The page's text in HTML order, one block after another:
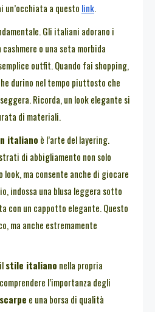
un’occhiata a questo link.
Gli italiani adorano i
o una seta morbida
outfit. Quando fai shopping,
durino nel tempo piuttosto che
Ricorda, un look elegante si
di materiali.
italiano è l’arte del layering.
di abbigliamento non solo
ma consente anche di giocare
indossa una blusa leggera sotto
con un cappotto elegante. Questo
ma anche estremamente
stile italiano nella propria
l’importanza degli
e una borsa di qualità